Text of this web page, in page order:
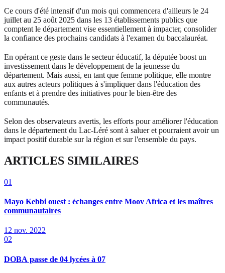
Ce cours d'été intensif d'un mois qui commencera d'ailleurs le 24
juillet au 25 août 2025 dans les 13 établissements publics que
comptent le département vise essentiellement à impacter, consolider
la confiance des prochains candidats à l'examen du baccalauréat.
En opérant ce geste dans le secteur éducatif, la députée boost un
investissement dans le développement de la jeunesse du
département. Mais aussi, en tant que femme politique, elle montre
aux autres acteurs politiques à s'impliquer dans l'éducation des
enfants et à prendre des initiatives pour le bien-être des
communautés.
Selon des observateurs avertis, les efforts pour améliorer l'éducation
dans le département du Lac-Léré sont à saluer et pourraient avoir un
impact positif durable sur la région et sur l'ensemble du pays.
ARTICLES SIMILAIRES
01
Mayo Kebbi ouest : échanges entre Moov Africa et les maîtres
communautaires
12 nov. 2022
02
DOBA passe de 04 lycées à 07